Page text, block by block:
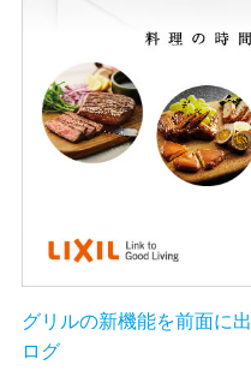
グリルの新機能を前面に
ログ